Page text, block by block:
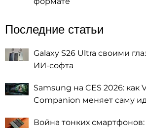
Последние статьи
Galaxy S26 Ultra своими
ИИ-софта
Samsung на CES 2026: как
Companion меняет саму
Война тонких смартфонов: